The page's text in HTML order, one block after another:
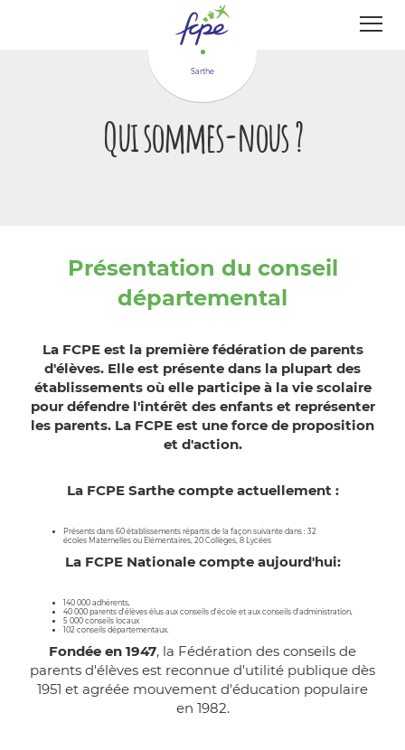
Sarthe
Qui sommes-nous ?
Présentation du conseil
départemental
La FCPE est la première fédération de parents
d'élèves. Elle est présente dans la plupart des
établissements où elle participe à la vie scolaire
pour défendre l'intérêt des enfants et représenter
les parents. La FCPE est une force de proposition
et d'action.
La FCPE Sarthe compte actuellement :
Présents dans 60 établissements répartis de la façon suivante dans : 32
écoles Maternelles ou Elémentaires, 20 Collèges, 8 Lycées
La FCPE Nationale compte aujourd'hui:
140 000 adhérents,
40 000 parents d'élèves élus aux conseils d'école et aux conseils d'administration,
5 000 conseils locaux
102 conseils départementaux.
Fondée en 1947, la Fédération des conseils de
parents d'élèves est reconnue d'utilité publique dès
1951 et agréée mouvement d'éducation populaire
en 1982.